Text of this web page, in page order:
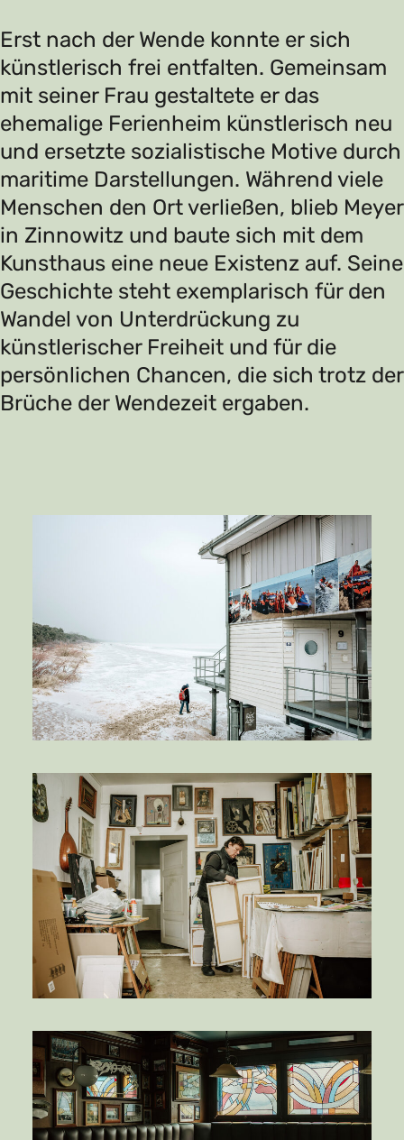
Erst nach der Wende konnte er sich
künstlerisch frei entfalten. Gemeinsam
mit seiner Frau gestaltete er das
ehemalige Ferienheim künstlerisch neu
und ersetzte sozialistische Motive durch
maritime Darstellungen. Während viele
Menschen den Ort verließen, blieb Meyer
in Zinnowitz und baute sich mit dem
Kunsthaus eine neue Existenz auf. Seine
Geschichte steht exemplarisch für den
Wandel von Unterdrückung zu
künstlerischer Freiheit und für die
persönlichen Chancen, die sich trotz der
Brüche der Wendezeit ergaben.